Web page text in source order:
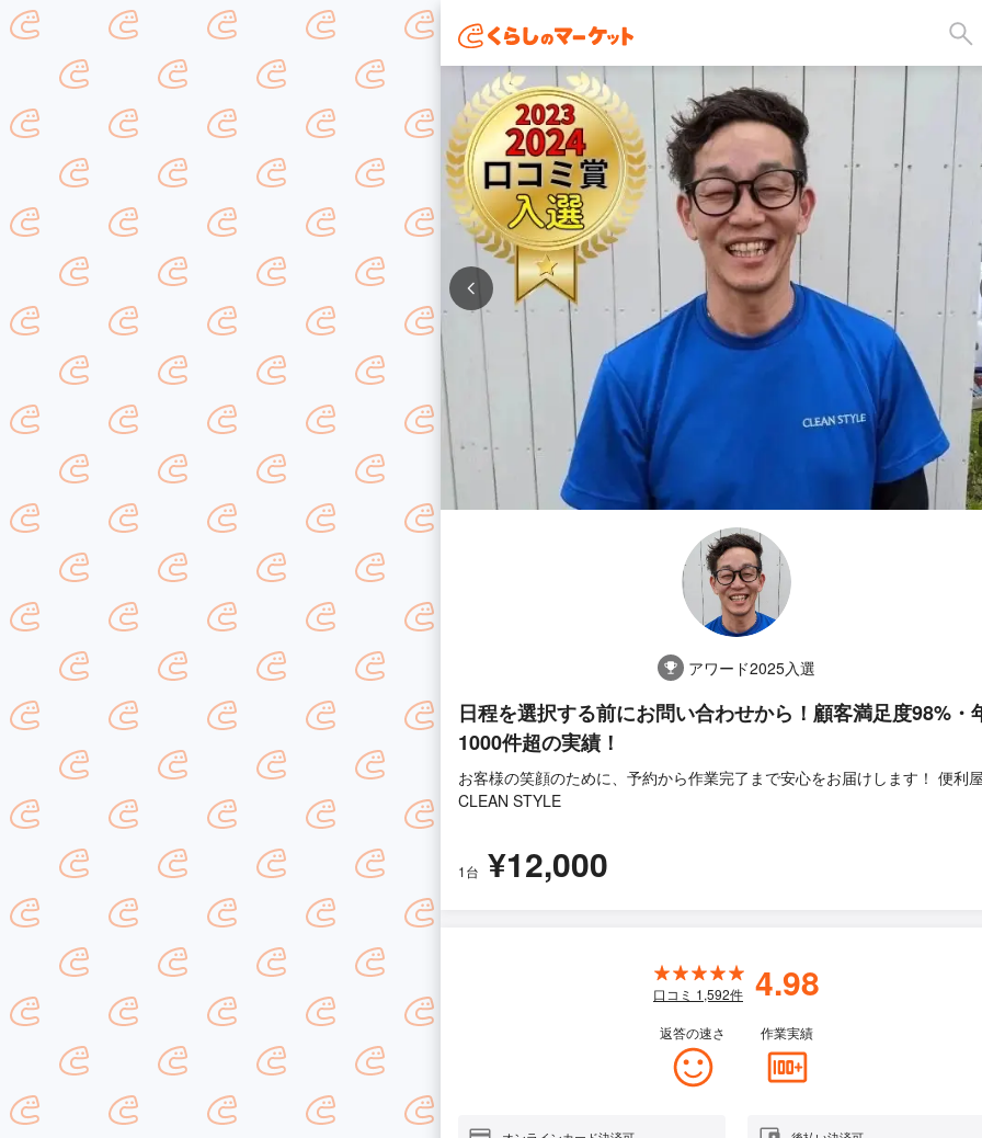
アワード2025入選
日程を選択する前にお問い合わせから！顧客満足度98%・
1000件超の実績！
お客様の笑顔のために、予約から作業完了まで安心をお届けします！ 便利
CLEAN STYLE
1台 ¥12,000
口コミ 1,592件 4.98
返答の速さ 作業実績